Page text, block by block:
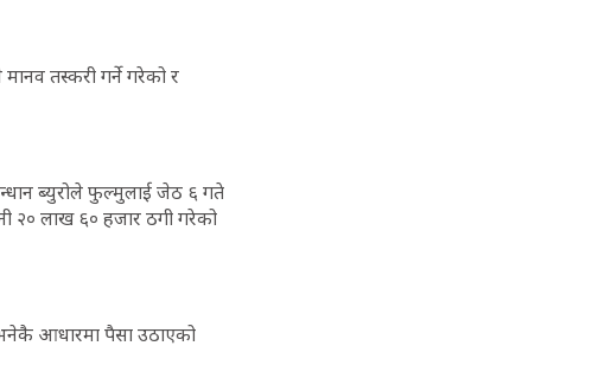
तस्करी गर्ने गरेको र
ब्युरोले फुल्मुलाई जेठ ६ गते
२० लाख ६० हजार ठगी गरेको
आधारमा पैसा उठाएको